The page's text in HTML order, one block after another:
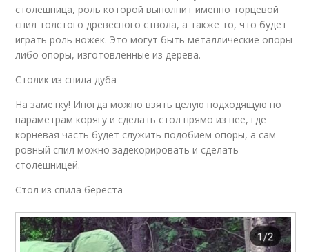
столешница, роль которой выполнит именно торцевой
спил толстого древесного ствола, а также то, что будет
играть роль ножек. Это могут быть металлические опоры
либо опоры, изготовленные из дерева.
Столик из спила дуба
На заметку! Иногда можно взять целую подходящую по
параметрам корягу и сделать стол прямо из нее, где
корневая часть будет служить подобием опоры, а сам
ровный спил можно задекорировать и сделать
столешницей.
Стол из спила береста